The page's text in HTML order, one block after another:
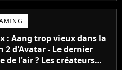
: Aang trop vieux dans la
2 d'Avatar - Le dernier
de l'air ? Les créateurs